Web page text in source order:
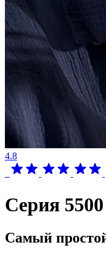
4.8
Серия 5500
Самый